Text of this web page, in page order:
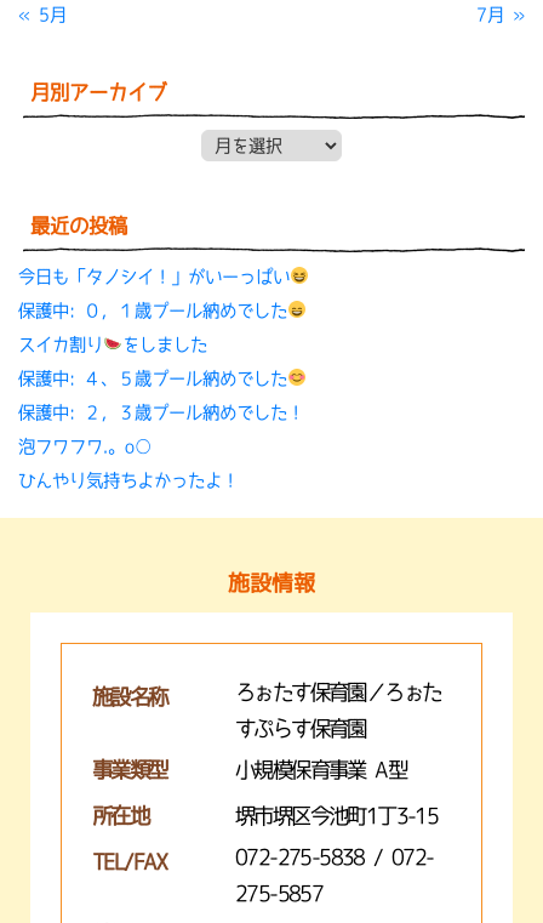
« 5月 7月 »
月別アーカイブ
最近の投稿
今日も「タノシイ！」がいーっぱい
保護中: ０，１歳プール納めでした
スイカ割り
をしました
保護中: ４、５歳プール納めでした
保護中: ２，３歳プール納めでした！
泡フワフワ.。o○
ひんやり気持ちよかったよ！
施設情報
施設名称
ろぉたす保育園／ろぉた
すぷらす保育園
事業類型
小規模保育事業 A型
所在地 堺市堺区今池町1丁3-15
TEL/FAX
072-275-5838 / 072-
275-5857